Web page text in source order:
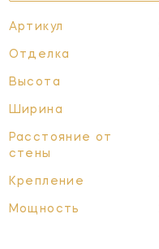
Артикул
Отделка
Высота
Ширина
Расстояние от
стены
Крепление
Мощность